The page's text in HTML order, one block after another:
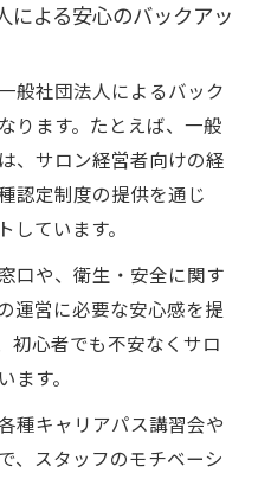
による安心のバックアッ
般社団法人によるバック
ります。たとえば、一般
、サロン経営者向けの経
認定制度の提供を通じ
ています。
口や、衛生・安全に関す
運営に必要な安心感を提
初心者でも不安なくサロ
す。
種キャリアパス講習会や
、スタッフのモチベーシ